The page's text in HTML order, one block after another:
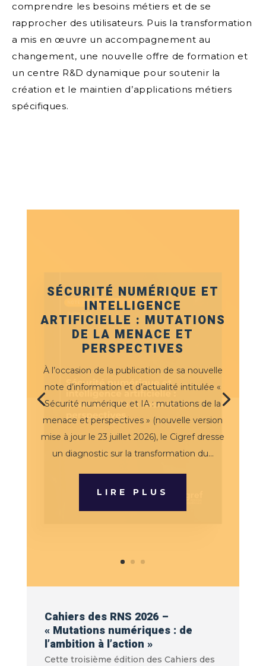
comprendre les besoins métiers et de se
rapprocher des utilisateurs. Puis la transformation
a mis en œuvre un accompagnement au
changement, une nouvelle offre de formation et
un centre R&D dynamique pour soutenir la
création et le maintien d’applications métiers
spécifiques.
SÉCURITÉ NUMÉRIQUE ET
INTELLIGENCE
ARTIFICIELLE : MUTATIONS
DE LA MENACE ET
PERSPECTIVES
À l’occasion de la publication de sa nouvelle
note d’information et d’actualité intitulée «
Sécurité numérique et IA : mutations de la
menace et perspectives » (nouvelle version
mise à jour le 23 juillet 2026), le Cigref dresse
un diagnostic sur la transformation du...
LIRE PLUS
Cahiers des RNS 2026 –
« Mutations numériques : de
l’ambition à l’action »
Cette troisième édition des Cahiers des